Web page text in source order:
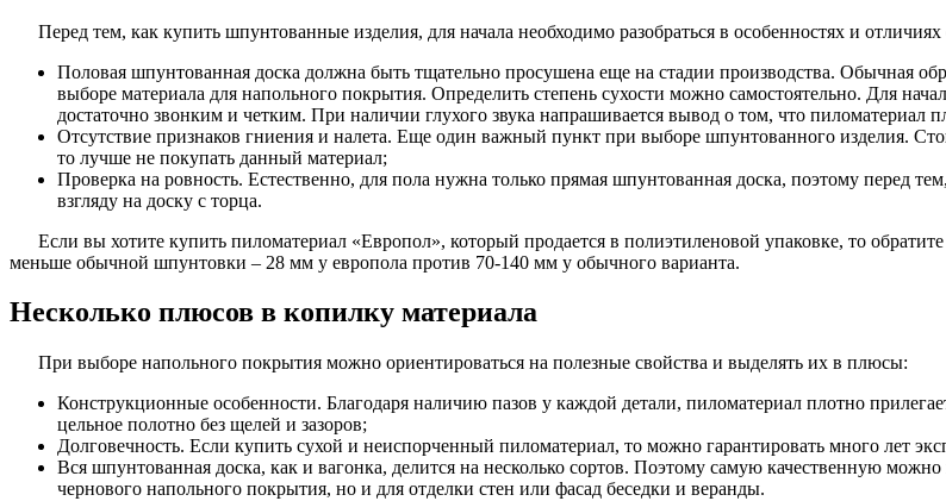
Перед тем, как купить шпунтованные изделия, для начала необходимо разобраться в особенностях и
Половая шпунтованная доска должна быть тщательно просушена еще на стадии производства. Обычная
выборе материала для напольного покрытия. Определить степень сухости можно самостоятельно. Для
достаточно звонким и четким. При наличии глухого звука напрашивается вывод о том, что пиломатериал
Отсутствие признаков гниения и налета. Еще один важный пункт при выборе шпунтованного изделия.
то лучше не покупать данный материал;
Проверка на ровность. Естественно, для пола нужна только прямая шпунтованная доска, поэтому перед
взгляду на доску с торца.
Если вы хотите купить пиломатериал «Европол», который продается в полиэтиленовой упаковке, то
меньше обычной шпунтовки – 28 мм у европола против 70-140 мм у обычного варианта.
Несколько плюсов в копилку материала
При выборе напольного покрытия можно ориентироваться на полезные свойства и выделять их в плюсы:
Конструкционные особенности. Благодаря наличию пазов у каждой детали, пиломатериал плотно
цельное полотно без щелей и зазоров;
Долговечность. Если купить сухой и неиспорченный пиломатериал, то можно гарантировать много лет
Вся шпунтованная доска, как и вагонка, делится на несколько сортов. Поэтому самую качественную можно
чернового напольного покрытия, но и для отделки стен или фасад беседки и веранды.